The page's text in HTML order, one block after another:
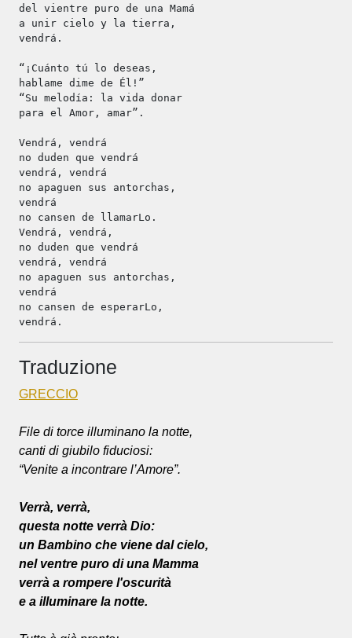
del vientre puro de una Mamá
a unir cielo y la tierra,
vendrá.
“¡Cuánto tú lo deseas,
hablame dime de Él!”
“Su melodía: la vida donar
para el Amor, amar”.
Vendrá, vendrá
no duden que vendrá
vendrá, vendrá
no apaguen sus antorchas,
vendrá
no cansen de llamarLo.
Vendrá, vendrá,
no duden que vendrá
vendrá, vendrá
no apaguen sus antorchas,
vendrá
no cansen de esperarLo,
vendrá.
Traduzione
GRECCIO
File di torce illuminano la notte,
canti di giubilo fiduciosi:
“Venite a incontrare l’Amore”.
Verrà, verrà,
questa notte verrà Dio:
un Bambino che viene dal cielo,
nel ventre puro di una Mamma
verrà a rompere l'oscurità
e a illuminare la notte.